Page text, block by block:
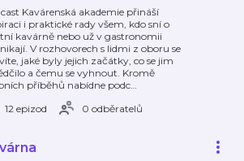
Kavárenská akademie přináší
i praktické rady všem, kdo sní o
kavárně nebo už v gastronomii
V rozhovorech s lidmi z oboru se
jaké byly jejich začátky, co se jim
a čemu se vyhnout. Kromě
příběhů nabídne podc…
12 epizod
0 odběratelů